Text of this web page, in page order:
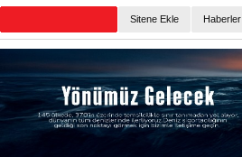
Sitene Ekle Haberler